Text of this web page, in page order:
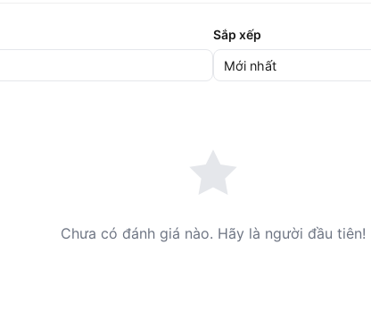
Sắp xếp
Chưa có đánh giá nào. Hãy là người đầu tiên!